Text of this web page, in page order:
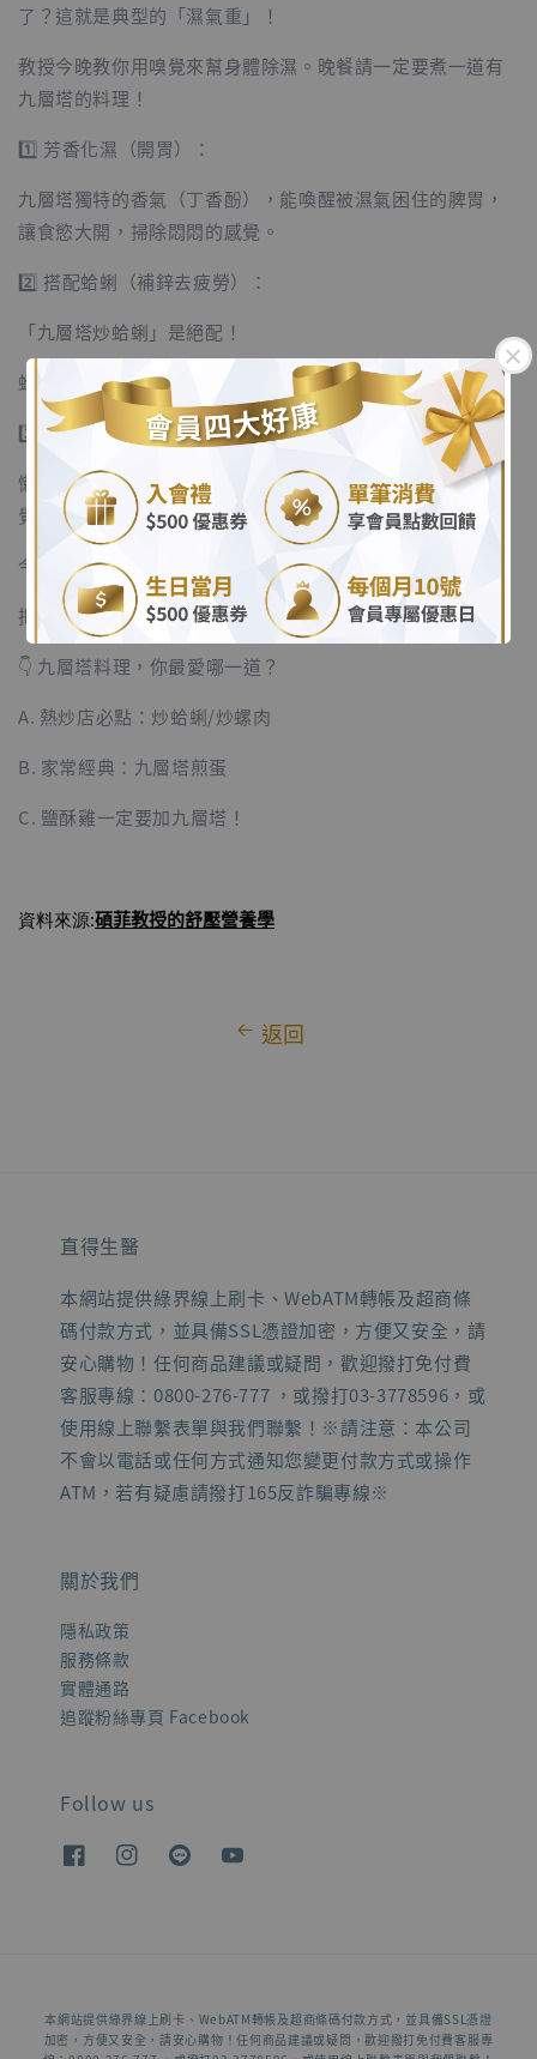
.
.
了？這就是典型的「濕氣重」！
教授今晚教你用嗅覺來幫身體除濕。晚餐請一定要煮一道有
九層塔的料理！
1️⃣ 芳香化濕（開胃）：
九層塔獨特的香氣（丁香酚），能喚醒被濕氣困住的脾胃，
讓食慾大開，掃除悶悶的感覺。
2️⃣ 搭配蛤蜊（補鋅去疲勞）：
「九層塔炒蛤蜊」是絕配！
蛤蜊富含鋅和鐵，能修復受損的黏膜，補充滿滿元氣。
3️⃣ 搭配雞蛋（簡單營養）：
懶得炒海鮮？來個「九層塔煎蛋」。那股焦香味，光聞到就
覺得精神來了！
今晚，讓廚房充滿九層塔的香氣，
把煩人的霉味和濕氣通通趕走！
👇 九層塔料理，你最愛哪一道？
A. 熱炒店必點：炒蛤蜊/炒螺肉
B. 家常經典：九層塔煎蛋
C. 鹽酥雞一定要加九層塔！
資料來源:碩菲教授的舒壓營養學
返回
直得生醫
本網站提供綠界線上刷卡、WebATM轉帳及超商條
碼付款方式，並具備SSL憑證加密，方便又安全，請
安心購物！任何商品建議或疑問，歡迎撥打免付費
客服專線：0800-276-777 ，或撥打03-3778596，或
使用線上聯繫表單與我們聯繫！※請注意：本公司
不會以電話或任何方式通知您變更付款方式或操作
ATM，若有疑慮請撥打165反詐騙專線※
關於我們
隱私政策
服務條款
實體通路
追蹤粉絲專頁 Facebook
Follow us
本網站提供綠界線上刷卡、WebATM轉帳及超商條碼付款方式，並具備SSL憑證
加密，方便又安全，請安心購物！任何商品建議或疑問，歡迎撥打免付費客服專